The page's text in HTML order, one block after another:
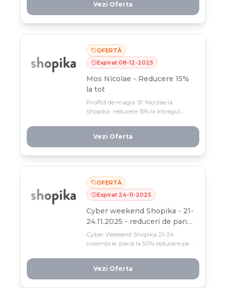
perfect cu prețuri care nu se mai
repetă!
Vezi Oferta
OFERTĂ
Expirat 08-12-2025
Mos Nicolae - Reducere 15%
la tot
Profită de magia Sf. Nicolae la
Shopika: reducere 15% la întregul
aduc bonus 100 RON — o ofertă care
nu se repetă sezonul ăsta.
Vezi Oferta
OFERTĂ
Expirat 24-11-2025
Cyber weekend Shopika - 21-
24.11.2025 - reduceri de pana
la 50%
Cyber Weekend Shopika 21-24
noiembrie: până la 50% reducere pe
Profită acum – doar 4 zile pentru cea
mai mare promoție de toamnă!
Vezi Oferta